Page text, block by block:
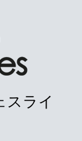
スライ